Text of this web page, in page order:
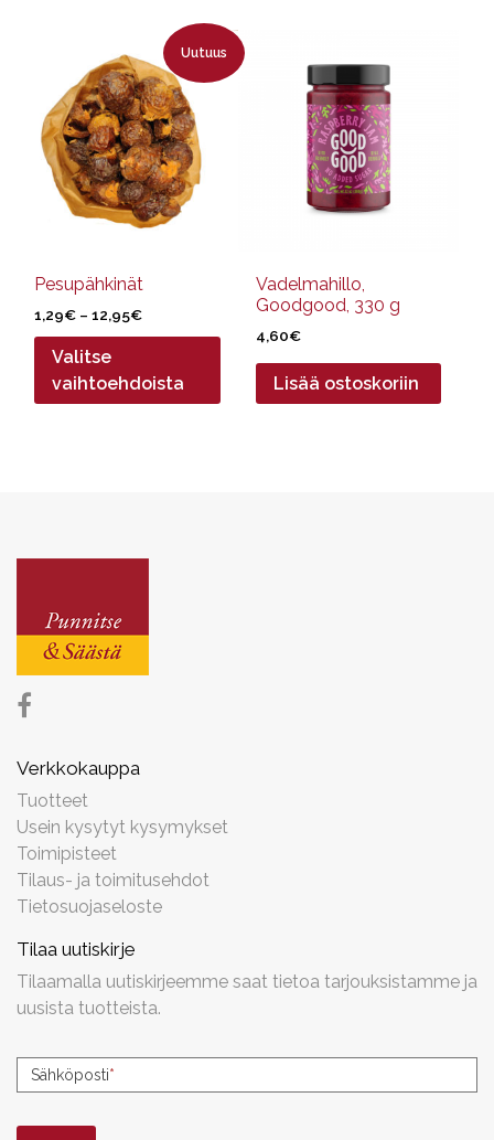
Uutuus
Pesupähkinät
1,29€ – 12,95€Hintaluokka:
1,29€
12,95€
Valitse
vaihtoehdoista
tuotteella
useampi
muunnelma.
tehdä
sivulla.
Vadelmahillo,
Goodgood, 330 g
4,60€
Lisää ostoskoriin
Verkkokauppa
Tuotteet
Usein kysytyt kysymykset
Toimipisteet
Tilaus- ja toimitusehdot
Tietosuojaseloste
Tilaa uutiskirje
Tilaamalla uutiskirjeemme saat tietoa tarjouksistamme ja
uusista tuotteista.
Uutiskirjeen
tilaus
Sähköposti*